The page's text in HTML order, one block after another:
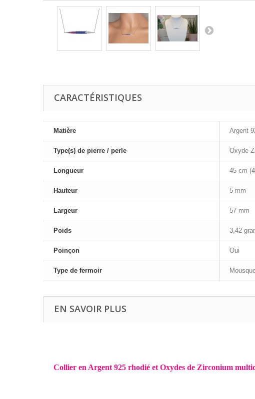
CARACTÉRISTIQUES
Matière Argent
Type(s) de pierre / perle Oxyde
Longueur 45 cm
Hauteur 5 mm
Largeur 57 mm
Poids 3,42
Poinçon Oui
Type de fermoir
EN SAVOIR PLUS
Collier en Argent 925 rhodié et Oxydes de Zirconium